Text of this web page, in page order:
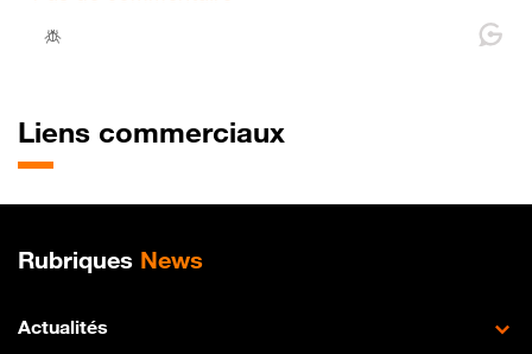
Liens commerciaux
Plan de site
Rubriques News
Actualités